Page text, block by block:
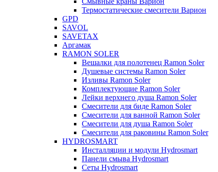
Термостатические смесители Варион
GPD
SAVOL
SAVETAX
Аргамак
RAMON SOLER
Вешалки для полотенец Ramon Soler
Душевые системы Ramon Soler
Изливы Ramon Soler
Комплектующие Ramon Soler
Лейки верхнего душа Ramon Soler
Смесители для биде Ramon Soler
Смесители для ванной Ramon Soler
Смесители для душа Ramon Soler
Смесители для раковины Ramon Soler
HYDROSMART
Инсталляции и модули Hydrosmart
Панели смыва Hydrosmart
Сеты Hydrosmart